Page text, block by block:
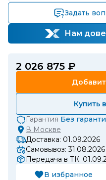
Задать
Нам
2 026 875 ₽
Купить
Гарантия Без
В Москве
Доставка: 01.09.2026
Самовывоз: 31.08.2026
Передача в ТК:
В избранное